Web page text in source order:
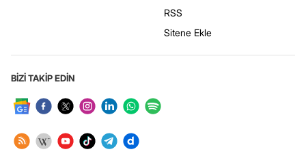
RSS
Sitene Ekle
BİZİ TAKİP EDİN